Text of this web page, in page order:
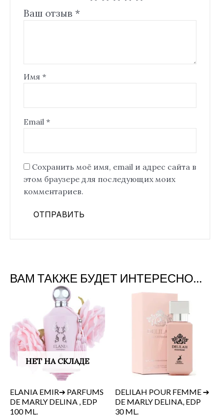
Ваш отзыв *
Имя *
Email *
Сохранить моё имя, email и адрес сайта в
этом браузере для последующих моих
комментариев.
ВАМ ТАКЖЕ БУДЕТ ИНТЕРЕСНО…
НЕТ НА СКЛАДЕ
ELANIA EMIR➔ PARFUMS
DE MARLY DELINA , EDP
100 ML.
DELILAH POUR FEMME ➔
DE MARLY DELINA, EDP
30 ML.